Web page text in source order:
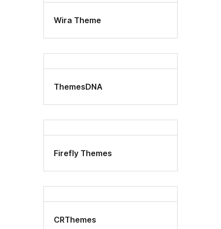
Wira Theme
ThemesDNA
Firefly Themes
CRThemes